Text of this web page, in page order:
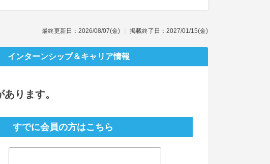
最終更新日：2026/08/07(金) 掲載終了日：2027/01/15(金)
インターンシップ＆キャリア情報
ります。
すでに会員の方はこちら